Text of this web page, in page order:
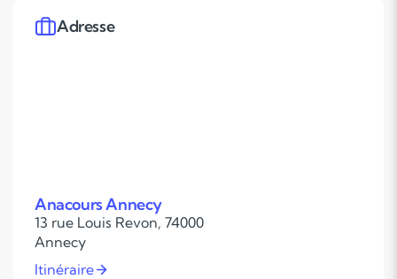
Adresse
Anacours Annecy
13 rue Louis Revon, 74000
Annecy
Itinéraire